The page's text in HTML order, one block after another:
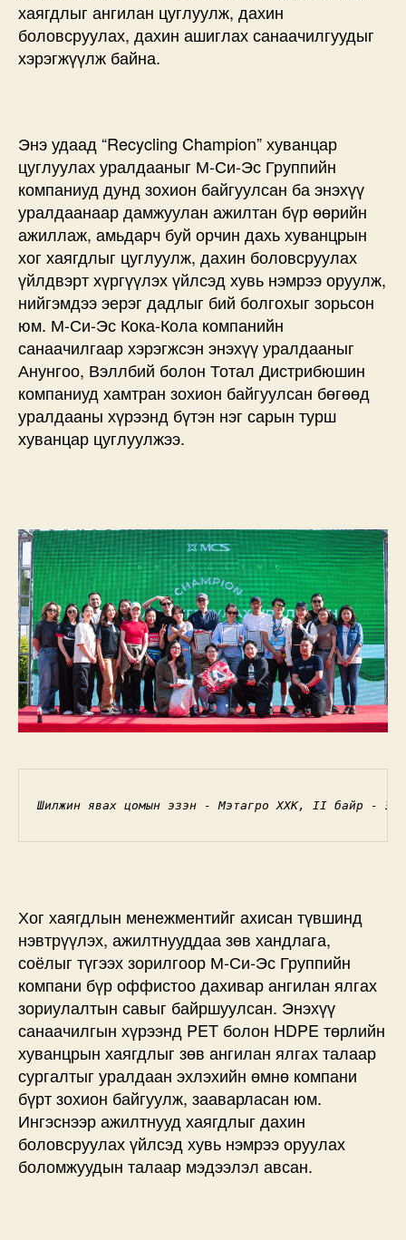
хаягдлыг ангилан цуглуулж, дахин
боловсруулах, дахин ашиглах санаачилгуудыг
хэрэгжүүлж байна.
Энэ удаад “Recycling Champion” хуванцар
цуглуулах уралдааныг М-Си-Эс Группийн
компаниуд дунд зохион байгуулсан ба энэхүү
уралдаанаар дамжуулан ажилтан бүр өөрийн
ажиллаж, амьдарч буй орчин дахь хуванцрын
хог хаягдлыг цуглуулж, дахин боловсруулах
үйлдвэрт хүргүүлэх үйлсэд хувь нэмрээ оруулж,
нийгэмдээ эерэг дадлыг бий болгохыг зорьсон
юм. М-Си-Эс Кока-Кола компанийн
санаачилгаар хэрэгжсэн энэхүү уралдааныг
Анунгоо, Вэллбий болон Тотал Дистрибюшин
компаниуд хамтран зохион байгуулсан бөгөөд
уралдааны хүрээнд бүтэн нэг сарын турш
хуванцар цуглуулжээ.
Шилжин явах цомын эзэн - Мэтагро ХХК, II байр -
Хог хаягдлын менежментийг ахисан түвшинд
нэвтрүүлэх, ажилтнууддаа зөв хандлага,
соёлыг түгээх зорилгоор М-Си-Эс Группийн
компани бүр оффистоо дахивар ангилан ялгах
зориулалтын савыг байршуулсан. Энэхүү
санаачилгын хүрээнд PET болон HDPE төрлийн
хуванцрын хаягдлыг зөв ангилан ялгах талаар
сургалтыг уралдаан эхлэхийн өмнө компани
бүрт зохион байгуулж, зааварласан юм.
Ингэснээр ажилтнууд хаягдлыг дахин
боловсруулах үйлсэд хувь нэмрээ оруулах
боломжуудын талаар мэдээлэл авсан.